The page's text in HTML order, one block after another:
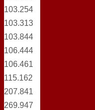
103.254
103.313
103.844
106.444
106.461
115.162
207.841
269.947